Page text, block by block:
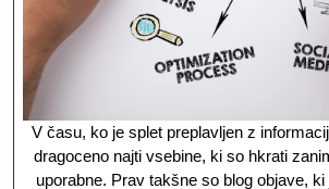
V času, ko je splet preplavljen z informacijami, je še posebej
dragoceno najti vsebine, ki so hkrati
uporabne. Prav takšne so blog objave,